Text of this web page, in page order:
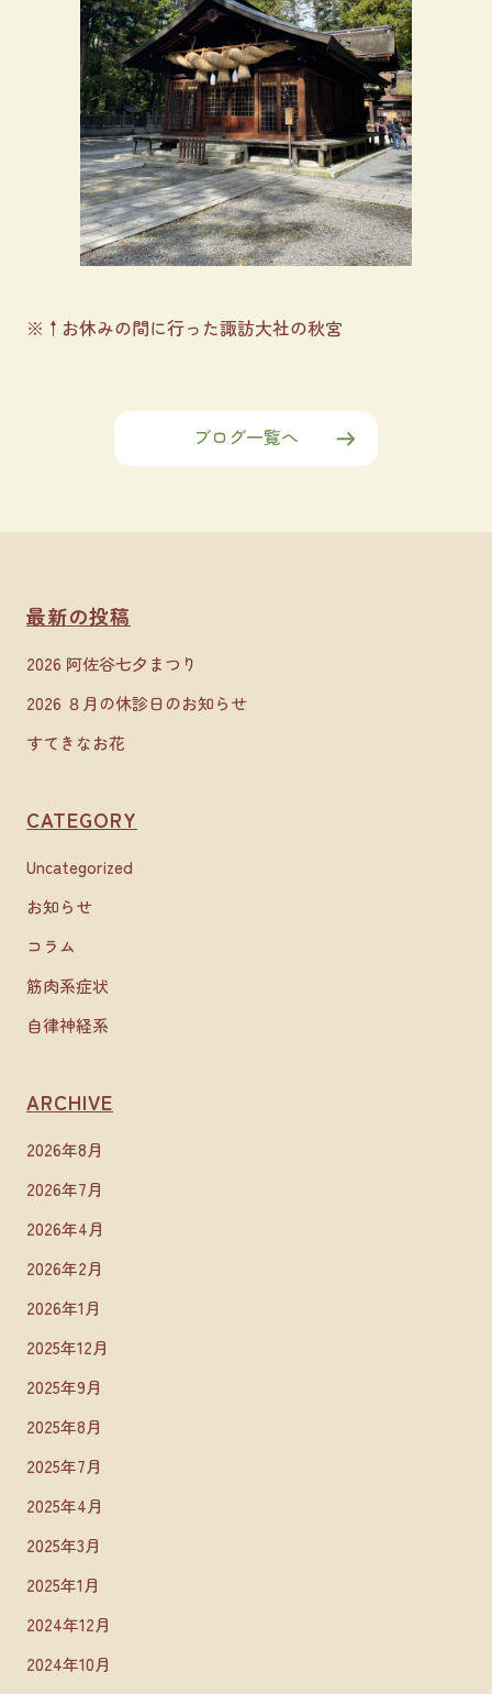
※↑お休みの間に行った諏訪大社の秋宮
ブログ一覧へ
最新の投稿
2026 阿佐谷七夕まつり
2026 ８月の休診日のお知らせ
すてきなお花
CATEGORY
Uncategorized
お知らせ
コラム
筋肉系症状
自律神経系
ARCHIVE
2026年8月
2026年7月
2026年4月
2026年2月
2026年1月
2025年12月
2025年9月
2025年8月
2025年7月
2025年4月
2025年3月
2025年1月
2024年12月
2024年10月